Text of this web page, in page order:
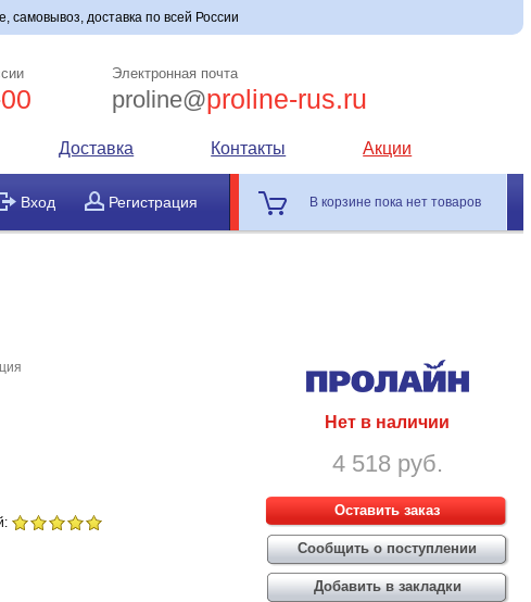
самовывоз, доставка по всей России
Электронная почта
proline@proline-rus.ru
Доставка Контакты Акции
Вход Регистрация В корзине пока нет товаров
Нет в наличии
4 518 руб.